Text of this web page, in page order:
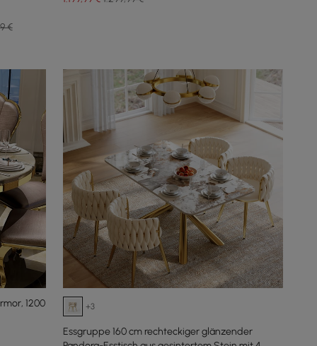
€
1200
+3
Essgruppe 160 cm rechteckiger glänzender